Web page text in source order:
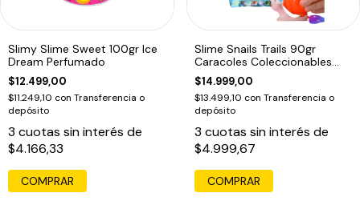
Slimy Slime Sweet 100gr Ice
Dream Perfumado
$12.499,00
$11.249,10 con Transferencia o
depósito
3 cuotas sin interés de
$4.166,33
COMPRAR
Slime Snails Trails 90gr
Caracoles Coleccionables
Slimy
$14.999,00
$13.499,10 con Transferencia o
depósito
3 cuotas sin interés de
$4.999,67